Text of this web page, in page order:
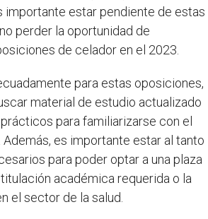
importante estar pendiente de estas
perder la oportunidad de
de celador en el 2023.
para estas oposiciones,
material de estudio actualizado
para familiarizarse con el
es importante estar al tanto
para poder optar a una plaza
académica requerida o la
el sector de la salud.